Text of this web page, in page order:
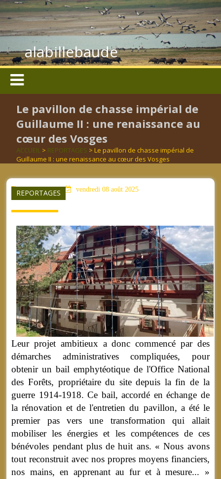
alabillebaude
Le pavillon de chasse impérial de
Guillaume II : une renaissance au
cœur des Vosges
ACCUEIL > REPORTAGES > Le pavillon de chasse impérial de
Guillaume II : une renaissance au cœur des Vosges
REPORTAGES
aucun mot clé vendredi 08 août 2025
Leur projet ambitieux a donc commencé par des
démarches administratives compliquées, pour
obtenir un bail emphytéotique de l'Office National
des Forêts, propriétaire du site depuis la fin de la
guerre 1914-1918. Ce bail, accordé en échange de
la rénovation et de l'entretien du pavillon, a été le
premier pas vers une transformation qui allait
mobiliser les énergies et les compétences de ces
bénévoles pendant plus de huit ans. « Nous avons
tout reconstruit avec nos propres moyens financiers,
nos mains, en apprenant au fur et à mesure... »